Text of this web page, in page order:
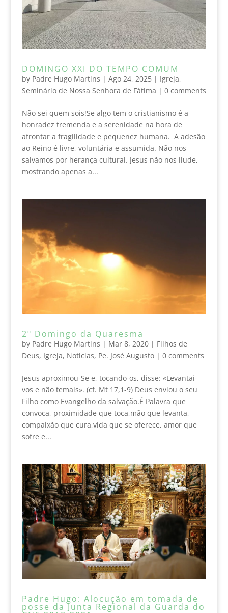
DOMINGO XXI DO TEMPO COMUM
by Padre Hugo Martins | Ago 24, 2025| Igreja,
Seminário de Nossa Senhora de Fátima | 0 comments
Não sei quem sois!Se algo tem o cristianismo é a
honradez tremenda e a serenidade na hora de
afrontar a fragilidade e pequenez humana. A adesão
ao Reino é livre, voluntária e assumida. Não nos
salvamos por herança cultural. Jesus não nos ilude,
mostrando apenas a...
2º Domingo da Quaresma
by Padre Hugo Martins | Mar 8, 2020| Filhos de
Deus, Igreja, Noticias, Pe. José Augusto| 0 comments
Jesus aproximou-Se e, tocando-os, disse: «Levantai-
vos e não temais». (cf. Mt 17,1-9) Deus enviou o seu
Filho como Evangelho da salvação.É Palavra que
convoca, proximidade que toca,mão que levanta,
compaixão que cura,vida que se oferece, amor que
sofre e...
Padre Hugo: Alocução em tomada de
posse da Junta Regional da Guarda do